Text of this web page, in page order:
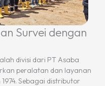
Survei dengan
divisi dari PT Asaba
peralatan dan layanan
Sebagai distributor